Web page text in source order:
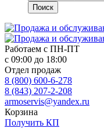
Поиск
Работаем с ПН-ПТ
с 09:00 до 18:00
Отдел продаж
8 (800) 600-6-278
8 (843) 207-2-208
armoservis@yandex.ru
Корзина
Получить КП